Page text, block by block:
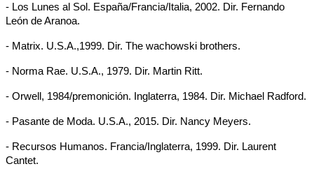
- Los Lunes al Sol. España/Francia/Italia, 2002. Dir. Fernando
León de Aranoa.
- Matrix. U.S.A.,1999. Dir. The wachowski brothers.
- Norma Rae. U.S.A., 1979. Dir. Martin Ritt.
- Orwell, 1984/premonición. Inglaterra, 1984. Dir. Michael Radford.
- Pasante de Moda. U.S.A., 2015. Dir. Nancy Meyers.
- Recursos Humanos. Francia/Inglaterra, 1999. Dir. Laurent
Cantet.